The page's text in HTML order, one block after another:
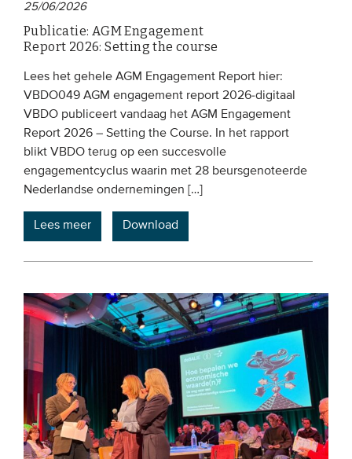
25/06/2026
Publicatie: AGM Engagement
Report 2026: Setting the course
Lees het gehele AGM Engagement Report hier:
VBDO049 AGM engagement report 2026-digitaal
VBDO publiceert vandaag het AGM Engagement
Report 2026 – Setting the Course. In het rapport
blikt VBDO terug op een succesvolle
engagementcyclus waarin met 28 beursgenoteerde
Nederlandse ondernemingen […]
Lees meer Download